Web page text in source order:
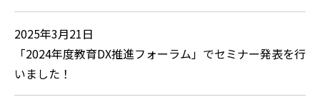
2025年3月21日
「2024年度教育DX推進フォーラム」でセミナー発表を行
いました！